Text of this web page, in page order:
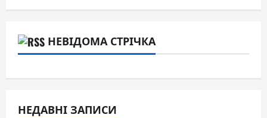
НЕВІДОМА СТРІЧКА
НЕДАВНІ ЗАПИСИ